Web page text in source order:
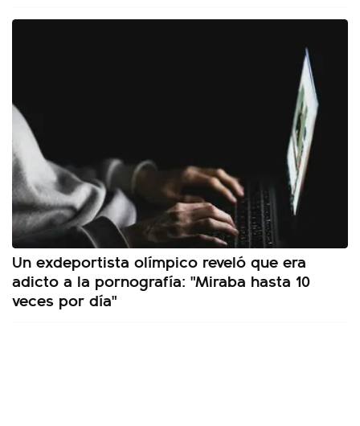
Un exdeportista olímpico reveló que era
adicto a la pornografía: "Miraba hasta 10
veces por día"